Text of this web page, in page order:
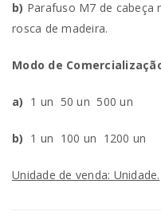
b) Parafuso M7 de cabeça
rosca de madeira.
Modo de
a) 1 un 50 un 500 un
b) 1 un 100 un 1200 un
Unidade de venda: Unidade.